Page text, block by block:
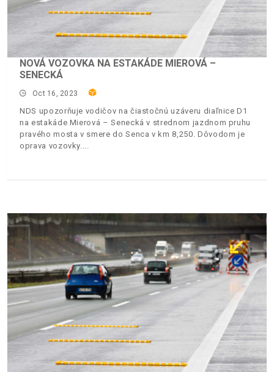
NOVÁ VOZOVKA NA ESTAKÁDE MIEROVÁ –
SENECKÁ
Oct 16, 2023
NDS upozorňuje vodičov na čiastočnú uzáveru diaľnice D1
na estakáde Mierová – Senecká v strednom jazdnom pruhu
pravého mosta v smere do Senca v km 8,250. Dôvodom je
oprava vozovky.